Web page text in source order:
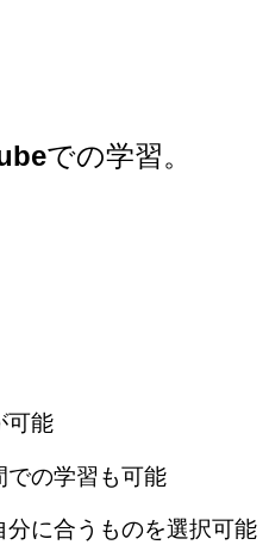
での学習。
可能
での学習も可能
分に合うものを選択可能